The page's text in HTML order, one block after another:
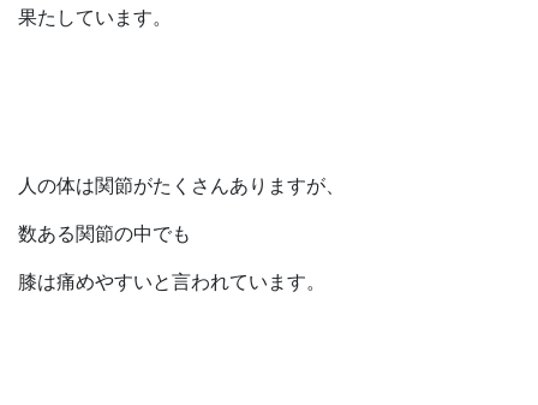
果たしています。
人の体は関節がたくさんありますが、
数ある関節の中でも
膝は痛めやすいと言われています。